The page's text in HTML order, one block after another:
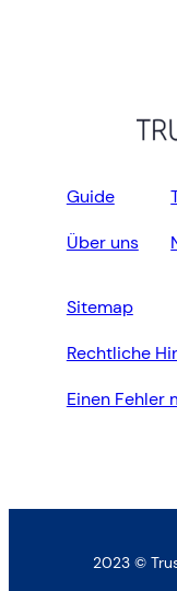
Guide
Über uns
Sitemap
Rechtliche
Einen Fehler
2023 ©